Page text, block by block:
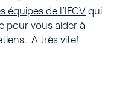
équipes de l’IFCV qui
pour vous aider à
À très vite!